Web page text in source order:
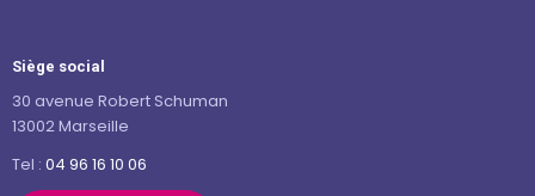
Siège social
30 avenue Robert Schuman
13002 Marseille
Tel : 04 96 16 10 06